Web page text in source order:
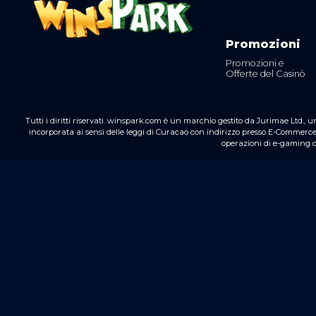
Promozioni
Promozioni e
Offerte del Casinò
Tutti i diritti riservati. winspark.com è un marchio gestito da Jurimae Ltd.,
incorporata ai sensi delle leggi di Curacao con indirizzo presso E-
operazioni di e-gaming